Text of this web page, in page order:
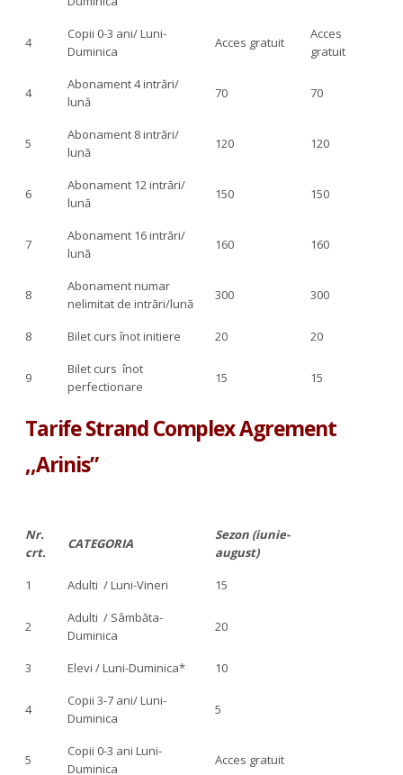
4
Copii 0-3 ani/ Luni-
Duminica
Acces gratuit
Acces
gratuit
4
Abonament 4 intrări/
lună
70 70
5
Abonament 8 intrări/
lună
120 120
6
Abonament 12 intrări/
lună
150 150
7
Abonament 16 intrări/
lună
160 160
8
Abonament numar
nelimitat de intrări/lună
300 300
8 Bilet curs înot initiere 20 20
9
Bilet curs înot
perfectionare
15 15
Tarife Strand Complex Agrement
,,Arinis”
Nr.
crt.
CATEGORIA
Sezon (iunie-
august)
1
Adulti / Luni-Vineri 15
2
Adulti / Sâmbăta-
Duminica
20
3 Elevi / Luni-Duminica* 10
4
Copii 3-7 ani/ Luni-
Duminica
5
5
Copii 0-3 ani Luni-
Duminica
Acces gratuit